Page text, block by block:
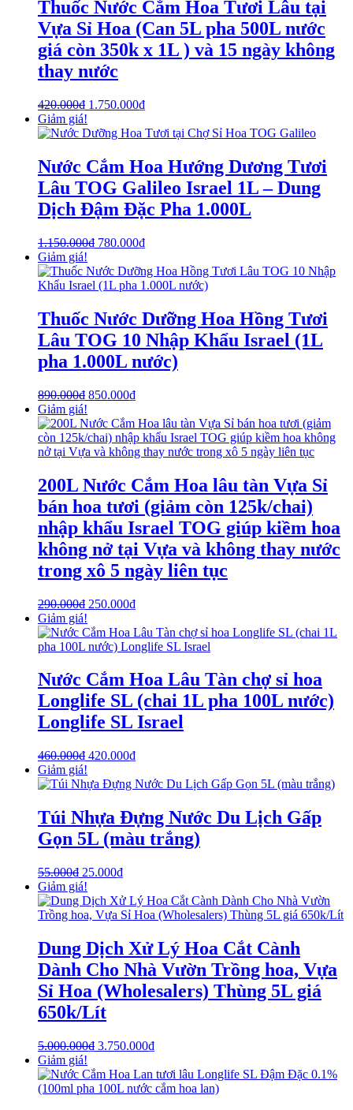
Thuốc Nước Cắm Hoa Tươi Lâu tại
Vựa Sỉ Hoa (Can 5L pha 500L nước
giá còn 350k x 1L ) và 15 ngày không
thay nước
420.000₫ 1.750.000₫
Giảm giá!
Nước Cắm Hoa Hướng Dương Tươi
Lâu TOG Galileo Israel 1L – Dung
Dịch Đậm Đặc Pha 1.000L
1.150.000₫ 780.000₫
Giảm giá!
Thuốc Nước Dưỡng Hoa Hồng Tươi
Lâu TOG 10 Nhập Khẩu Israel (1L
pha 1.000L nước)
890.000₫ 850.000₫
Giảm giá!
200L Nước Cắm Hoa lâu tàn Vựa Sỉ
bán hoa tươi (giảm còn 125k/chai)
nhập khẩu Israel TOG giúp kiềm hoa
không nở tại Vựa và không thay nước
trong xô 5 ngày liên tục
290.000₫ 250.000₫
Giảm giá!
Nước Cắm Hoa Lâu Tàn chợ sỉ hoa
Longlife SL (chai 1L pha 100L nước)
Longlife SL Israel
460.000₫ 420.000₫
Giảm giá!
Túi Nhựa Đựng Nước Du Lịch Gấp
Gọn 5L (màu trắng)
55.000₫ 25.000₫
Giảm giá!
Dung Dịch Xử Lý Hoa Cắt Cành
Dành Cho Nhà Vườn Trồng hoa, Vựa
Sỉ Hoa (Wholesalers) Thùng 5L giá
650k/Lít
5.000.000₫ 3.750.000₫
Giảm giá!